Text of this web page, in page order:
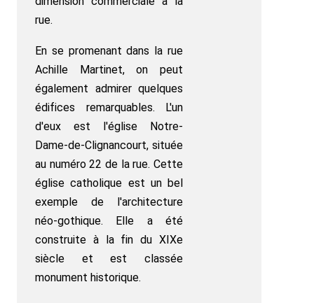
rue.
En se promenant dans la rue
Achille Martinet, on peut
également admirer quelques
édifices remarquables. L'un
d'eux est l'église Notre-
Dame-de-Clignancourt, située
au numéro 22 de la rue. Cette
église catholique est un bel
exemple de l'architecture
néo-gothique. Elle a été
construite à la fin du XIXe
siècle et est classée
monument historique.